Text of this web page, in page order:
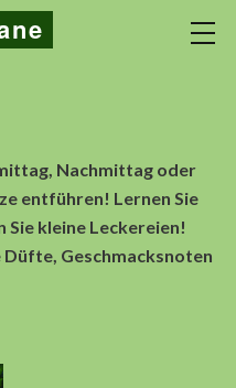
Nachmittag oder
entführen! Lernen Sie
kleine Leckereien!
Geschmacksnoten